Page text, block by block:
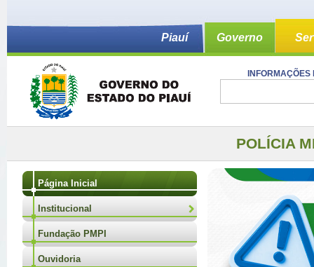
Piauí Governo
POLÍCIA
Página Inicial
Institucional
Fundação PMPI
Ouvidoria